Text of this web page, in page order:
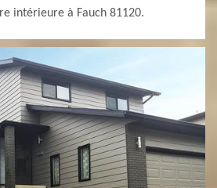
intérieure à Fauch 81120.